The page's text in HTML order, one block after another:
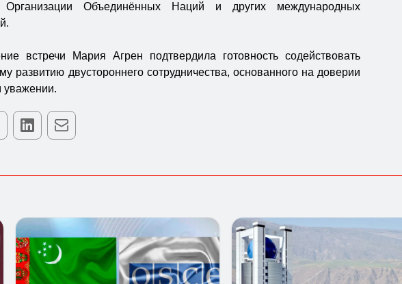
Объединённых Наций и других международных
встречи Мария Агрен подтвердила готовность содействовать
развитию двустороннего сотрудничества, основанного на доверии
уважении.